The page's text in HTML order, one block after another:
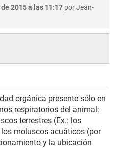
2015 a las 11:17 porJean-
orgánica presente sólo en
respiratorios del animal:
terrestres (Ex.: los
moluscos acuáticos (por
y la ubicación